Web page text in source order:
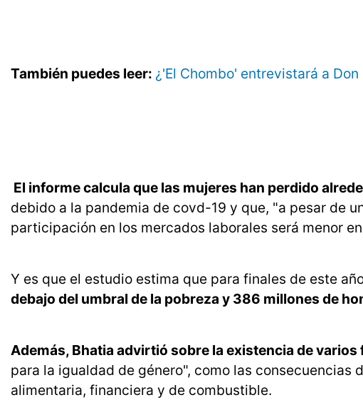
También puedes leer: ¿'El Chombo' entrevistará a Don
El informe calcula que las mujeres han perdido
debido a la pandemia de covd-19 y que, "a pesar de
participación en los mercados laborales será menor
Y es que el estudio estima que para finales de este
debajo del umbral de la pobreza y 386 millones de
Además, Bhatia advirtió sobre la existencia de
para la igualdad de género", como las
alimentaria, financiera y de combustible.